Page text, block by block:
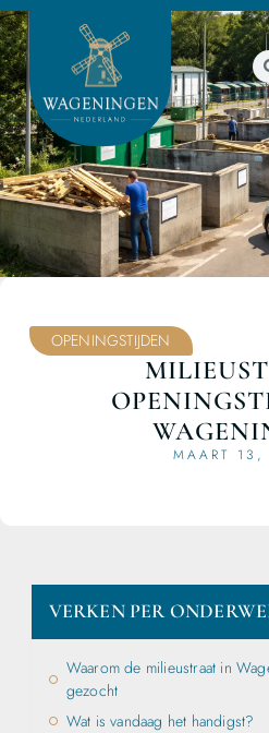
OPENINGSTIJDEN
MAART
VERKEN PER
Waarom de milieustraat in
gezocht
Wat is vandaag het handigst?